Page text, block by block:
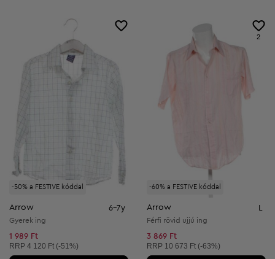
-50% a FESTIVE kóddal
Arrow 6-7y
Gyerek ing
1 989 Ft
Ajánlott ár:
RRP 4 120 Ft (-51%)
-60% a FESTIVE kóddal
2
Arrow
Férfi rövid ujjú ing
3 869 Ft
Ajánlott ár:
RRP 10 673 Ft (-63%)